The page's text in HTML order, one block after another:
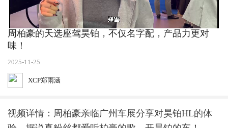
周柏豪的天选座驾昊铂，不仅名字配，产品力更对
味！
2025-11-25
XCP郑雨涵
视频详情：周柏豪亲临广州车展分享对昊铂HL的体